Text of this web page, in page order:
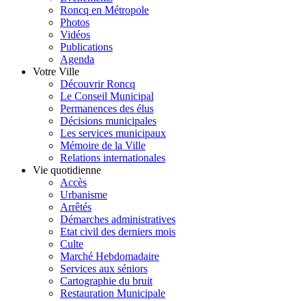
Roncq en Métropole
Photos
Vidéos
Publications
Agenda
Votre Ville
Découvrir Roncq
Le Conseil Municipal
Permanences des élus
Décisions municipales
Les services municipaux
Mémoire de la Ville
Relations internationales
Vie quotidienne
Accès
Urbanisme
Arrêtés
Démarches administratives
Etat civil des derniers mois
Culte
Marché Hebdomadaire
Services aux séniors
Cartographie du bruit
Restauration Municipale